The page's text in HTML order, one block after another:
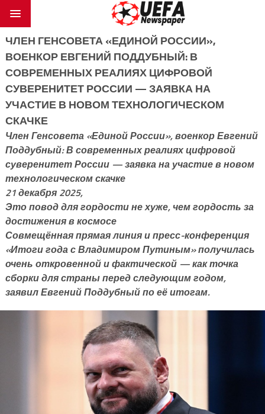
ЧЛЕН ГЕНСОВЕТА «ЕДИНОЙ РОССИИ»,
ВОЕНКОР ЕВГЕНИЙ ПОДДУБНЫЙ: В
СОВРЕМЕННЫХ РЕАЛИЯХ ЦИФРОВОЙ
СУВЕРЕНИТЕТ РОССИИ — ЗАЯВКА НА
УЧАСТИЕ В НОВОМ ТЕХНОЛОГИЧЕСКОМ
СКАЧКЕ
Член Генсовета «Единой России», военкор Евгений
Поддубный: В современных реалиях цифровой
суверенитет России — заявка на участие в новом
технологическом скачке
21 декабря 2025,
Это повод для гордости не хуже, чем гордость за
достижения в космосе
Совмещённая прямая линия и пресс-конференция
«Итоги года с Владимиром Путиным» получилась
очень откровенной и фактической — как точка
сборки для страны перед следующим годом,
заявил Евгений Поддубный по её итогам.